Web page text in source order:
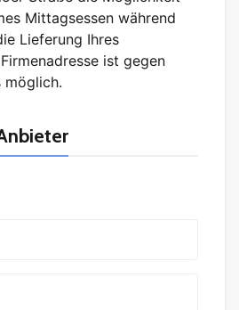
Mittagsessen während
Lieferung Ihres
ist gegen
möglich.